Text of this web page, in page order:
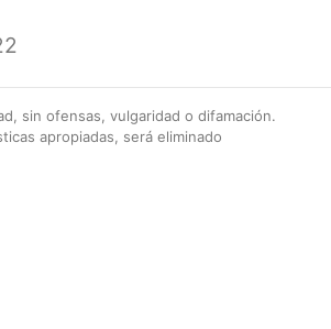
sin ofensas, vulgaridad o difamación.
apropiadas, será eliminado